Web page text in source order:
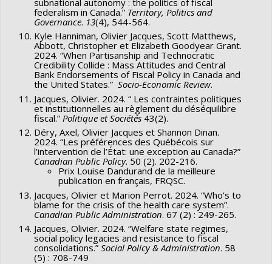
chercheurs et pour les gouvernements au Canada. En
effectuant le premier sondage axé sur les priorités entre
les politiques de santé et les autres politiques sociales,
nous mesurerons la demande publique pour les dépenses
de santé en situation de contrainte budgétaire et
identifierons notamment la composition et la taille relative
des groupes qui seraient prêts à limiter les dépenses de
santé ou ceux qui priorisent plutôt d’autres politiques
sociales. De plus, notre enquête nous permettra de
mesurer quels groupes appuient ou résistent à de
potentielles réformes pour faire face à la hausse des coûts,
telles que modification du financement du panier de biens et
services offerts ou une réallocation des dépenses curatives
vers la prévention. À notre avis, il est nécessaire d’identifier
les coalitions citoyennes en faveur de chacun des choix
difficiles que le gouvernement risque de devoir effectuer
pour faire face à la hausse des dépenses de santé. Plus
des plus pauvres (mesurées par le ratio p90p10 sur les
revenus de marché) nuisent en effet à la santé. Autrement
dit, la polarisation des revenus sur le marché du travail
semble néfaste pour la santé publique. La redistribution des
revenus effectuée par les programmes sociaux compte
moins que la sécurité que ceux-ci confèrent, en donnant aux
citoyens des ressources financières et des services qui les
protègent contre les risques engendrés par un marché du
travail polarisé.
Pour promouvoir la santé, les gouvernements doivent donc
renforcer et universaliser les programmes sociaux, assurer
une bonne protection du revenu pour les plus pauvres et,
en même temps, utiliser les politiques publiques et la
réglementation pour limiter la polarisation du marché du
travail.
pour saisir quels électeurs préfèrent une réduction du
déficit budgétaire, lesquels appuient plutôt une
augmentation des dépenses publiques et qui accepte de
payer davantage d'impôts pour améliorer les services
publics.
federalism in Canada.” Territory, Politics and
Governance. 13(4), 544-564.
Kyle Hanniman, Olivier Jacques, Scott Matthews,
Abbott, Christopher et Elizabeth Goodyear Grant.
2024. “When Partisanship and Technocratic
Credibility Collide : Mass Attitudes and Central
Bank Endorsements of Fiscal Policy in Canada and
the United States.” Socio-Economic Review.
Jacques, Olivier. 2024. “ Les contraintes politiques
et institutionnelles au règlement du déséquilibre
fiscal.” Politique et Sociétés 43(2).
Déry, Axel, Olivier Jacques et Shannon Dinan.
2024. “Les préférences des Québécois sur
l’intervention de l’État: une exception au Canada?”
Canadian Public Policy. 50 (2). 202-216.
Prix Louise Dandurand de la meilleure
publication en français, FRQSC.
Jacques, Olivier et Marion Perrot. 2024. “Who’s to
blame for the crisis of the health care system”.
Canadian Public Administration. 67 (2) : 249-265.
Jacques, Olivier. 2024. “Welfare state regimes,
social policy legacies and resistance to fiscal
consolidations.” Social Policy & Administration. 58
(5) : 708-749